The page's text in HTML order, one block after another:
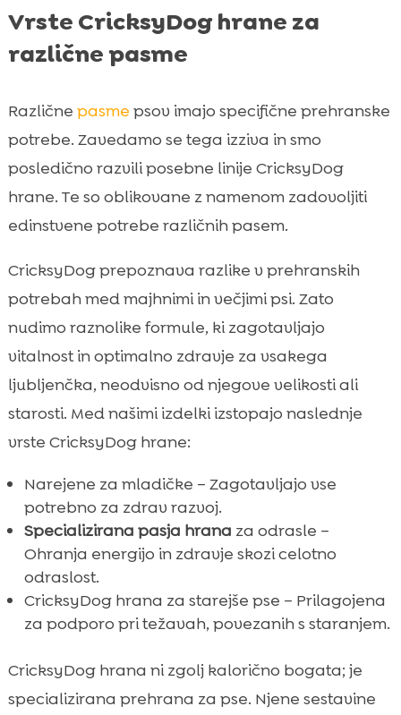
Vrste CricksyDog hrane za
različne pasme
Različne pasme psov imajo specifične prehranske
potrebe. Zavedamo se tega izziva in smo
posledično razvili posebne linije CricksyDog
hrane. Te so oblikovane z namenom zadovoljiti
edinstvene potrebe različnih pasem.
CricksyDog prepoznava razlike v prehranskih
potrebah med majhnimi in večjimi psi. Zato
nudimo raznolike formule, ki zagotavljajo
vitalnost in optimalno zdravje za vsakega
ljubljenčka, neodvisno od njegove velikosti ali
starosti. Med našimi izdelki izstopajo naslednje
vrste CricksyDog hrane:
Narejene za mladičke – Zagotavljajo vse
potrebno za zdrav razvoj.
Specializirana pasja hrana za odrasle –
Ohranja energijo in zdravje skozi celotno
odraslost.
CricksyDog hrana za starejše pse – Prilagojena
za podporo pri težavah, povezanih s staranjem.
CricksyDog hrana ni zgolj kalorično bogata; je
specializirana prehrana za pse. Njene sestavine